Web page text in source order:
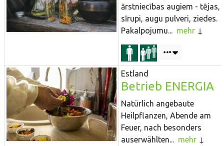
ārstniecības augiem - tējas,
sīrupi, augu pulveri, ziedes.
Pakalpojumu... mehr
Estland
Betrieb ENERGIA
Natürlich angebaute
Heilpflanzen, Abende am
Feuer, nach besonders
auserwählten... mehr